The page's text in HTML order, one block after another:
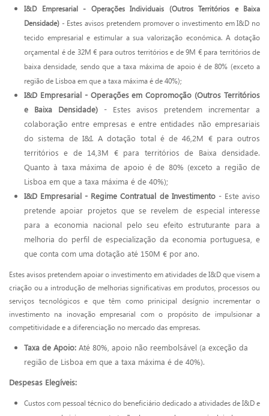
I&D Empresarial - Operações Individuais (Outros Territórios e Baixa
Densidade) - Estes avisos pretendem promover o investimento em I&D no
tecido empresarial e estimular a sua valorização económica. A dotação
orçamental é de 32M € para outros territórios e de 9M € para territórios de
baixa densidade, sendo que a taxa máxima de apoio é de 80% (exceto a
região de Lisboa em que a taxa máxima é de 40%);
I&D Empresarial - Operações em Copromoção (Outros Territórios
e Baixa Densidade)- Estes avisos pretendem incrementar a
colaboração entre empresas e entre entidades não empresariais
do sistema de I&I. A dotação total é de 46,2M € para outros
territórios e de 14,3M € para territórios de Baixa densidade.
Quanto à taxa máxima de apoio é de 80% (exceto a região de
Lisboa em que a taxa máxima é de 40%);
I&D Empresarial - Regime Contratual de Investimento- Este aviso
pretende apoiar projetos que se revelem de especial interesse
para a economia nacional pelo seu efeito estruturante para a
melhoria do perfil de especialização da economia portuguesa, e
que conta com uma dotação até 150M € por ano.
Estes avisos pretendem apoiar o investimento em atividades de I&D que visem a
criação ou a introdução de melhorias significativas em produtos, processos ou
serviços tecnológicos e que têm como prinicipal desígnio incrementar o
investimento na inovação empresarial com o propósito de impulsionar a
competitividade e a diferenciação no mercado das empresas.
Taxa de Apoio: Até 80%, apoio não reembolsável (a exceção da
região de Lisboa em que a taxa máxima é de 40%).
Despesas Elegíveis:
Custos com pessoal técnico do beneficiário dedicado a atividades de I&D e